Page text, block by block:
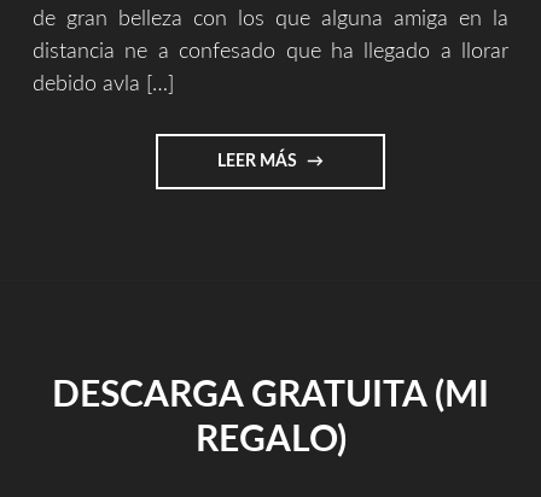
de gran belleza con los que alguna amiga en la
distancia ne a confesado que ha llegado a llorar
debido avla […]
LEER MÁS "VIDEOCLIP
OFICIAL
DESCARGA GRATUITA (MI
REGALO)